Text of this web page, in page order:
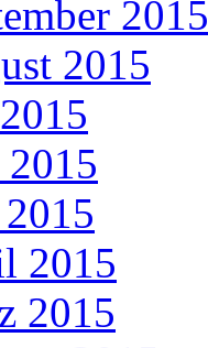
2015
2015
2015
2015